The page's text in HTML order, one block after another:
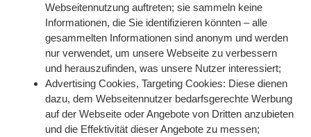
Webseitennutzung auftreten; sie sammeln keine
Informationen, die Sie identifizieren könnten – alle
gesammelten Informationen sind anonym und werden
nur verwendet, um unsere Webseite zu verbessern
und herauszufinden, was unsere Nutzer interessiert;
Advertising Cookies, Targeting Cookies: Diese dienen
dazu, dem Webseitennutzer bedarfsgerechte Werbung
auf der Webseite oder Angebote von Dritten anzubieten
und die Effektivität dieser Angebote zu messen;